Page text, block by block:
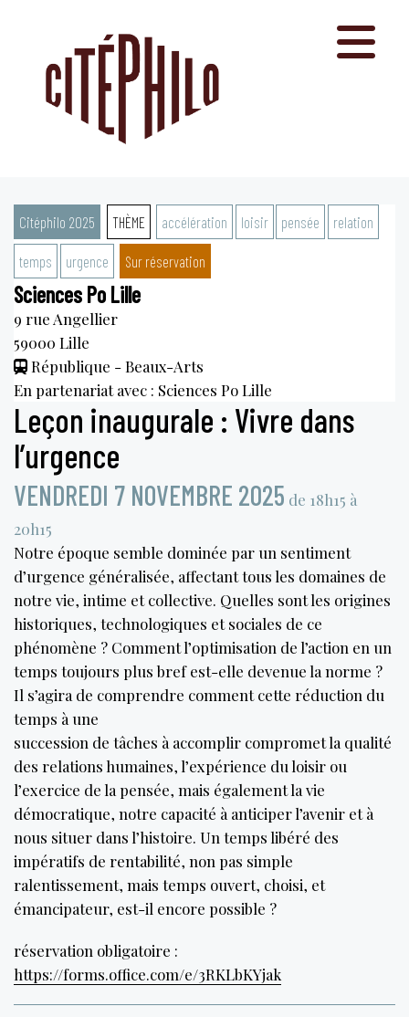
Citéphilo 2025 THÈME accélération loisir pensée relation
temps urgence Sur réservation
Sciences Po Lille
9 rue Angellier
59000 Lille
République - Beaux-Arts
En partenariat avec : Sciences Po Lille
Leçon inaugurale : Vivre dans
l’urgence
VENDREDI 7 NOVEMBRE 2025 de 18h15 à
20h15
Notre époque semble dominée par un sentiment
d’urgence généralisée, affectant tous les domaines de
notre vie, intime et collective. Quelles sont les origines
historiques, technologiques et sociales de ce
phénomène ? Comment l’optimisation de l’action en un
temps toujours plus bref est-elle devenue la norme ?
Il s’agira de comprendre comment cette réduction du
temps à une
succession de tâches à accomplir compromet la qualité
des relations humaines, l’expérience du loisir ou
l’exercice de la pensée, mais également la vie
démocratique, notre capacité à anticiper l’avenir et à
nous situer dans l’histoire. Un temps libéré des
impératifs de rentabilité, non pas simple
ralentissement, mais temps ouvert, choisi, et
émancipateur, est-il encore possible ?
réservation obligatoire :
https://forms.office.com/e/3RKLbKYjak